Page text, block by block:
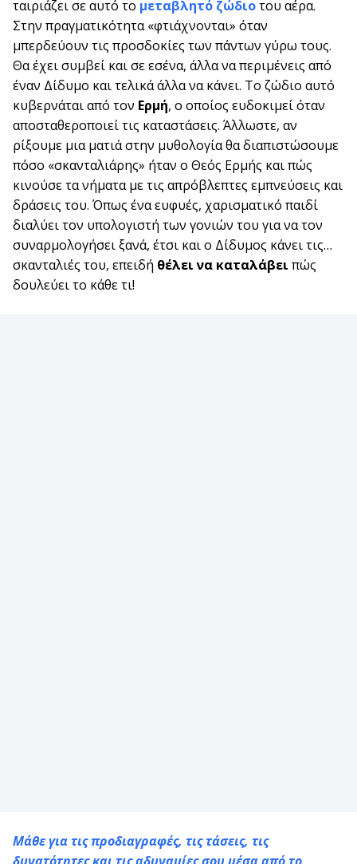
ταιριάζει σε αυτό το μεταβλητό ζώδιοτου αέρα.
Στην πραγματικότητα «φτιάχνονται» όταν
μπερδεύουν τις προσδοκίες των πάντων γύρω τους.
Θα έχει συμβεί και σε εσένα, άλλα να περιμένεις από
έναν Δίδυμο και τελικά άλλα να κάνει. Το ζώδιο αυτό
κυβερνάται από τον Ερμή, ο οποίος ευδοκιμεί όταν
αποσταθεροποιεί τις καταστάσεις. Άλλωστε, αν
ρίξουμε μια ματιά στην μυθολογία θα διαπιστώσουμε
πόσο «σκανταλιάρης» ήταν ο Θεός Ερμής και πώς
κινούσε τα νήματα με τις απρόβλεπτες εμπνεύσεις και
δράσεις του. Όπως ένα ευφυές, χαρισματικό παιδί
διαλύει τον υπολογιστή των γονιών του για να τον
συναρμολογήσει ξανά, έτσι και ο Δίδυμος κάνει τις…
σκανταλιές του, επειδή θέλει να καταλάβει πώς
δουλεύει το κάθε τι!
Μάθε για τις προδιαγραφές, τις τάσεις, τις